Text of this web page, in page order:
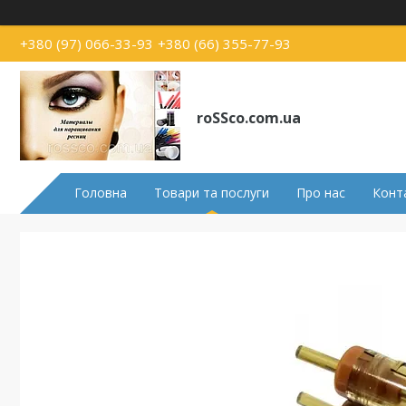
+380 (97) 066-33-93 +380 (66) 355-77-93
roSSco.com.ua
Головна Товари та послуги Про нас